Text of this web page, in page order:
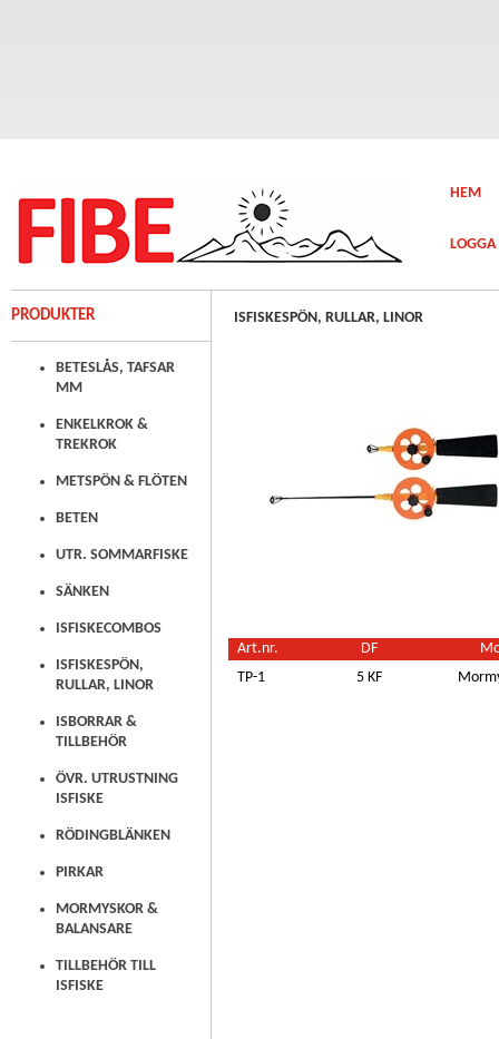
HEM
PRODUKTER
BETESLÅS, TAFSAR
MM
ENKELKROK &
TREKROK
METSPÖN & FLÖTEN
BETEN
UTR. SOMMARFISKE
SÄNKEN
ISFISKECOMBOS
ISFISKESPÖN,
RULLAR, LINOR
ISBORRAR &
TILLBEHÖR
ÖVR. UTRUSTNING
ISFISKE
RÖDINGBLÄNKEN
PIRKAR
MORMYSKOR &
BALANSARE
TILLBEHÖR TILL
ISFISKE
ISFISKESPÖN, RULLAR, LINOR
Art.nr. DF
TP-1
5 KF